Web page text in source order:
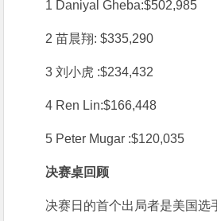
1 Daniyal Gheba:$502,985
2 苗晨翔: $335,290
3 刘小虎 :$234,432
4 Ren Lin:$166,448
5 Peter Mugar :$120,035
决赛桌回顾
决赛日的首个出局者是美国选